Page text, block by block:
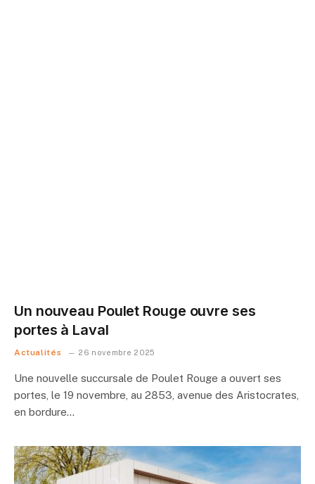
Un nouveau Poulet Rouge ouvre ses
portes à Laval
Actualités 26 novembre 2025
Une nouvelle succursale de Poulet Rouge a ouvert ses
portes, le 19 novembre, au 2853, avenue des Aristocrates,
en bordure…